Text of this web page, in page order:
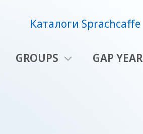
Каталоги Sprachcaffe
GROUPS GAP YEAR